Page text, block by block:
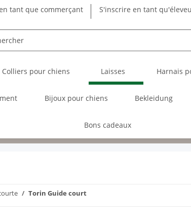
tant que commerçant S'inscrire en tant
Colliers pour chiens Laisses Harnais
Bijoux pour chiens Bekleidung
Bons cadeaux
Torin Guide court